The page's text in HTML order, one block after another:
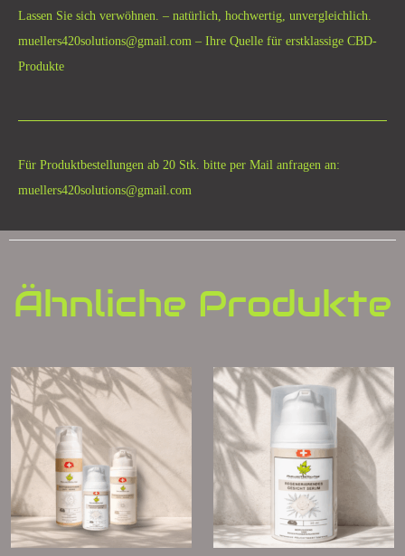
Lassen Sie sich verwöhnen. – natürlich, hochwertig, unvergleichlich.
muellers420solutions@gmail.com – Ihre Quelle für erstklassige CBD-
Produkte
Für Produktbestellungen ab 20 Stk. bitte per Mail anfragen an:
muellers420solutions@gmail.com
Ähnliche Produkte